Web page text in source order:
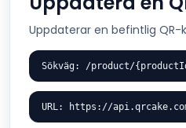
Uppdaterar en befintlig
Sökväg: /product/
URL: https://